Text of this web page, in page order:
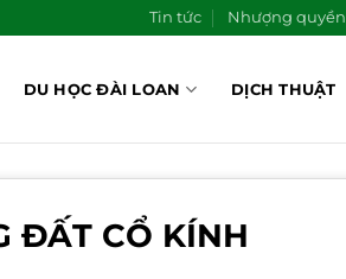
Tin tức Nhượng quyền
DU HỌC ĐÀI LOAN DỊCH THUẬT
ĐẤT CỔ KÍNH